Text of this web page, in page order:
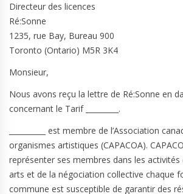
Directeur des licences
Ré:Sonne
1235, rue Bay, Bureau 900
Toronto (Ontario) M5R 3K4
Monsieur,
Nous avons reçu la lettre de Ré:Sonne en date
concernant le Tarif _________.
__________ est membre de l’Association
organismes artistiques (CAPACOA).
représenter ses membres dans les
arts et de la négociation collective chaque
commune est susceptible de garantir des